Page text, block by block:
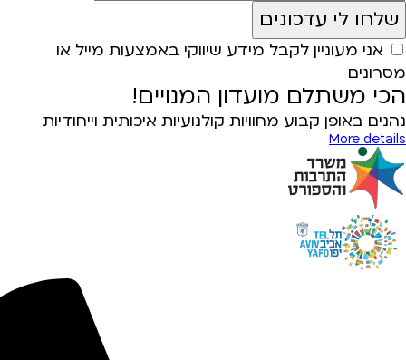
אני מעוניין לקבל מידע שיווקי באמצעות מייל או
מסרונים
הכי משתלם מועדון המנויים!
נהנים באופן קבוע מחוויות קולנועיות איכותית וייחודיות
More details